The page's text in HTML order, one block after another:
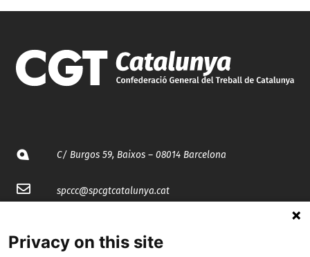
C/ Burgos 59, Baixos – 08014 Barcelona
spccc@spcgtcatalunya.cat
Privacy on this site